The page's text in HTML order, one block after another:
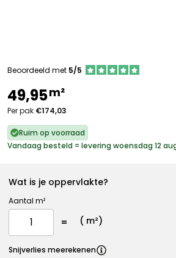
Beoordeeld met 5/5
49,95m²
Per pak €174,03
Ruim op voorraad
Vandaag besteld = levering woensdag 12
Wat is je oppervlakte?
Aantal m²
( m²)
Snijverlies meerekenen